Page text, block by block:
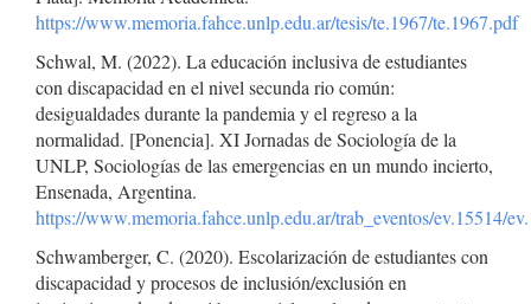
https://www.memoria.fahce.unlp.edu.ar/tesis/te.1967/te.1967.pdf
Schwal, M. (2022). La educación inclusiva de estudiantes
con discapacidad en el nivel secunda rio común:
desigualdades durante la pandemia y el regreso a la
normalidad. [Ponencia]. XI Jornadas de Sociología de la
UNLP, Sociologías de las emergencias en un mundo incierto,
Ensenada, Argentina.
https://www.memoria.fahce.unlp.edu.ar/trab_eventos/ev.15514/
Schwamberger, C. (2020). Escolarización de estudiantes con
discapacidad y procesos de inclusión/exclusión en